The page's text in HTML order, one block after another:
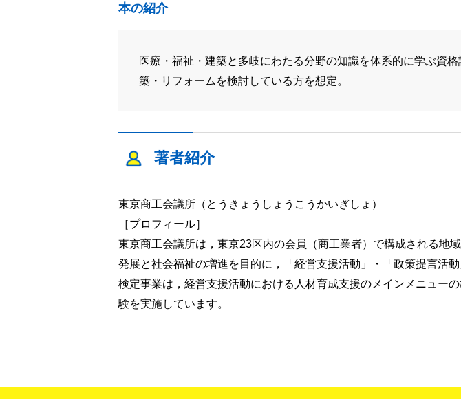
本の紹介
医療・福祉・建築と多岐にわたる分野の知識を体系的に学ぶ資
築・リフォームを検討している方を想定。
著者紹介
東京商工会議所（とうきょうしょうこうかいぎしょ）
［プロフィール］
東京商工会議所は，東京23区内の会員（商工業者）で構成される地
発展と社会福祉の増進を目的に，「経営支援活動」・「政策提言活
検定事業は，経営支援活動における人材育成支援のメインメニュー
験を実施しています。